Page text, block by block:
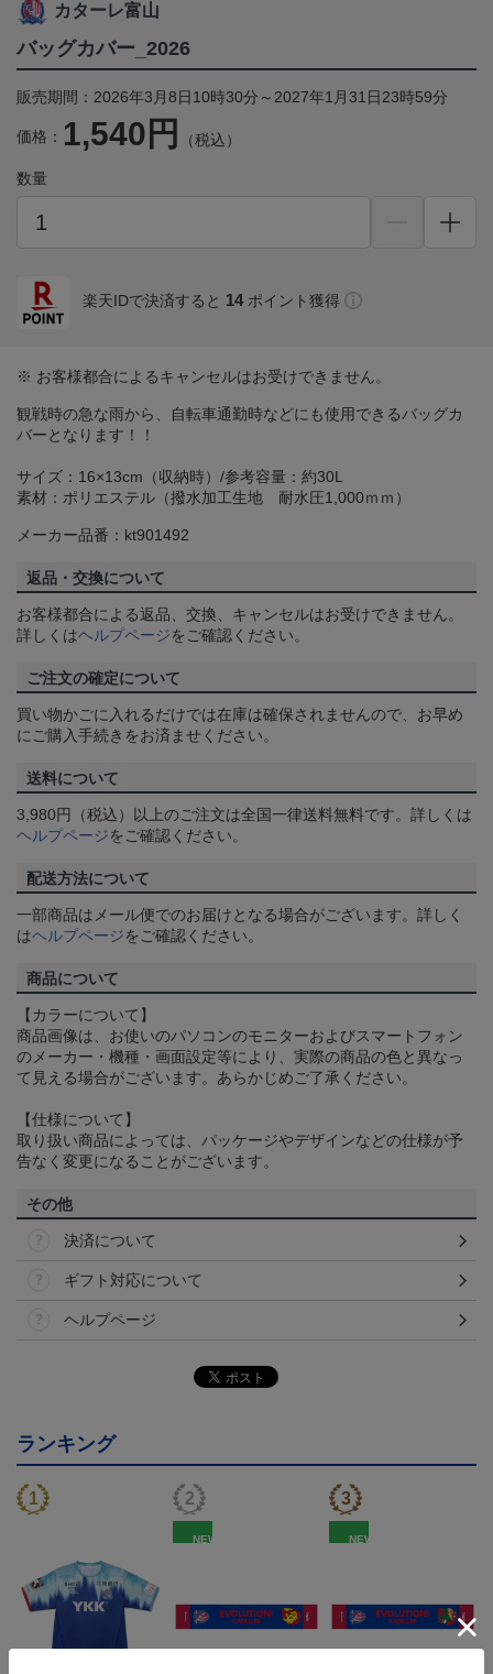
カターレ富山
バッグカバー_2026
販売期間：2026年3月8日10時30分～2027年1月31日23時59分
価格： 1,540円 （税込）
数量
楽天IDで決済すると 14 ポイント獲得
※ お客様都合によるキャンセルはお受けできません。
観戦時の急な雨から、自転車通勤時などにも使用できるバッグカ
バーとなります！！
サイズ：16×13cm（収納時）/参考容量：約30L
素材：ポリエステル（撥水加工生地 耐水圧1,000ｍｍ）
メーカー品番：kt901492
返品・交換について
お客様都合による返品、交換、キャンセルはお受けできません。
詳しくはヘルプページをご確認ください。
ご注文の確定について
買い物かごに入れるだけでは在庫は確保されませんので、お早め
にご購入手続きをお済ませください。
送料について
3,980円（税込）以上のご注文は全国一律送料無料です。詳しくは
ヘルプページをご確認ください。
配送方法について
一部商品はメール便でのお届けとなる場合がございます。詳しく
はヘルプページをご確認ください。
商品について
【カラーについて】
商品画像は、お使いのパソコンのモニターおよびスマートフォン
のメーカー・機種・画面設定等により、実際の商品の色と異なっ
て見える場合がございます。あらかじめご了承ください。
【仕様について】
取り扱い商品によっては、パッケージやデザインなどの仕様が予
告なく変更になることがございます。
その他
決済について
ギフト対応について
ヘルプページ
ランキング
NEW NEW